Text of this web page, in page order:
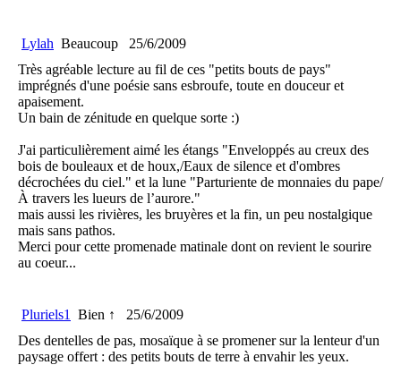
Lylah Beaucoup
25/6/2009
Très agréable lecture au fil de ces "petits bouts de pays"
imprégnés d'une poésie sans esbroufe, toute en douceur et
apaisement.
Un bain de zénitude en quelque sorte :)
J'ai particulièrement aimé les étangs "Enveloppés au creux des
bois de bouleaux et de houx,/Eaux de silence et d'ombres
décrochées du ciel." et la lune "Parturiente de monnaies du pape/
À travers les lueurs de l’aurore."
mais aussi les rivières, les bruyères et la fin, un peu nostalgique
mais sans pathos.
Merci pour cette promenade matinale dont on revient le sourire
au coeur...
Pluriels1 Bien ↑
25/6/2009
Des dentelles de pas, mosaïque à se promener sur la lenteur d'un
paysage offert : des petits bouts de terre à envahir les yeux.